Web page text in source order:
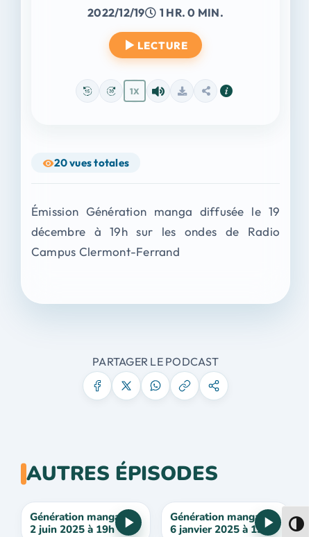
2022/12/19 1 HR. 0 MIN.
LECTURE
1X
20vues totales
Émission Génération manga diffusée le 19
décembre à 19h sur les ondes de Radio
Campus Clermont-Ferrand
PARTAGER LE PODCAST
AUTRES ÉPISODES
Génération manga du
2 juin 2025 à 19h
Génération manga du
6 janvier 2025 à 19h